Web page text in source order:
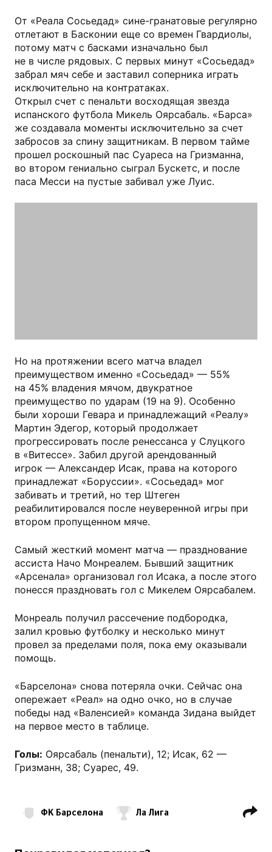
От «Реала Сосьедад» сине-гранатовые регулярно
отлетают в Басконии еще со времен Гвардиолы,
потому матч с басками изначально был
не в числе рядовых. С первых минут «Сосьедад»
забрал мяч себе и заставил соперника играть
исключительно на контратаках.
Открыл счет с пенальти восходящая звезда
испанского футбола Микель Оярсабаль. «Барса»
же создавала моменты исключительно за счет
забросов за спину защитникам. В первом тайме
прошел роскошный пас Суареса на Гризманна,
во втором гениально сыграл Бускетс, и после
паса Месси на пустые забивал уже Луис.
Но на протяжении всего матча владел
преимуществом именно «Сосьедад» — 55%
на 45% владения мячом, двукратное
преимущество по ударам (19 на 9). Особенно
были хороши Гевара и принадлежащий «Реалу»
Мартин Эдегор, который продолжает
прогрессировать после ренессанса у Слуцкого
в «Витессе». Забил другой арендованный
игрок — Александер Исак, права на которого
принадлежат «Боруссии». «Сосьедад» мог
забивать и третий, но тер Штеген
реабилитировался после неуверенной игры при
втором пропущенном мяче.
Самый жесткий момент матча — празднование
ассиста Начо Монреалем. Бывший защитник
«Арсенала» организовал гол Исака, а после этого
понесся праздновать гол с Микелем Оярсабалем.
Монреаль получил рассечение подбородка,
залил кровью футболку и несколько минут
провел за пределами поля, пока ему оказывали
помощь.
«Барселона» снова потеряла очки. Сейчас она
опережает «Реал» на одно очко, но в случае
победы над «Валенсией» команда Зидана выйдет
на первое место в таблице.
Голы: Оярсабаль (пенальти), 12; Исак, 62 —
Гризманн, 38; Суарес, 49.
ФК Барселона Ла Лига